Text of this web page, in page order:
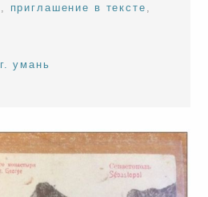
приглашение в тексте
г. умань